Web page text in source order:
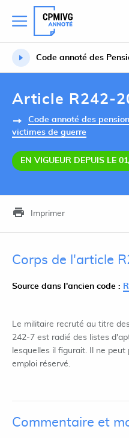
Code annoté des
Article R242-
Code annoté des
victimes de guerre
EN VIGUEUR DEPUIS LE
Imprimer
Corps de l'article
Source dans l'ancien code :
Le militaire recruté au titre
242-7 est radié des listes
lesquelles il figurait. Il ne
emploi réservé.
Commentaire et